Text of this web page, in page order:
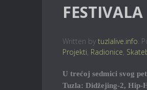
Written by tuzlalive.info.
Projekti, Radionice,
U trećoj sedmici svog
Tuzla: Didžejing-2, Hip-